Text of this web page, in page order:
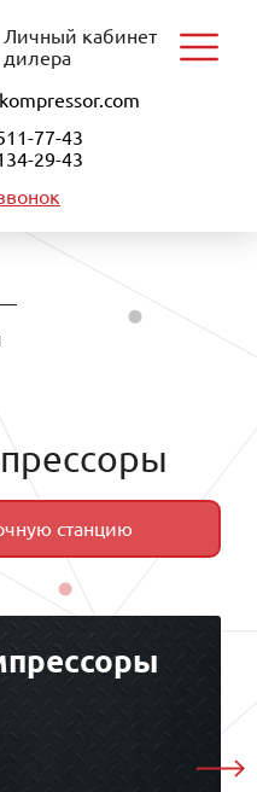
77-43
29-43
Личный кабинет
дилера
станцию